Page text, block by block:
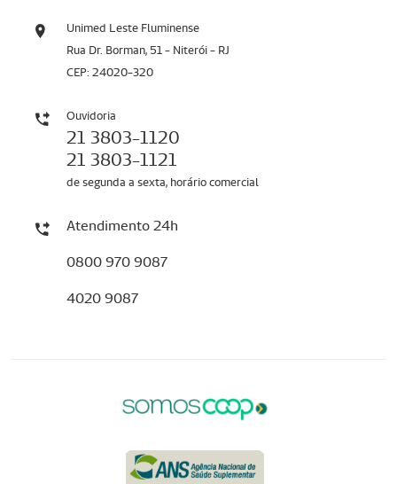
Unimed Leste Fluminense
Rua Dr. Borman, 51 - Niterói - RJ
CEP: 24020-320
Ouvidoria
21 3803-1120
21 3803-1121
de segunda a sexta, horário comercial
Atendimento 24h
0800 970 9087
4020 9087